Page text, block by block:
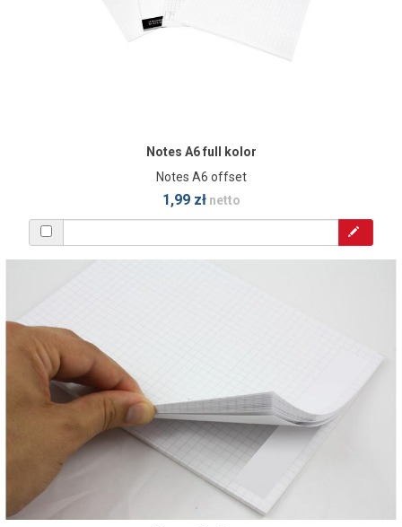
Notes A6 full kolor
Notes A6 offset
1,99 złnetto